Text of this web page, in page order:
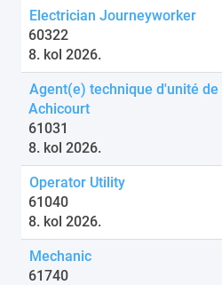
Electrician Journeyworker
60322
8. kol 2026.
Agent(e) technique d'unité de
Achicourt
61031
8. kol 2026.
Operator Utility
61040
8. kol 2026.
Mechanic
61740